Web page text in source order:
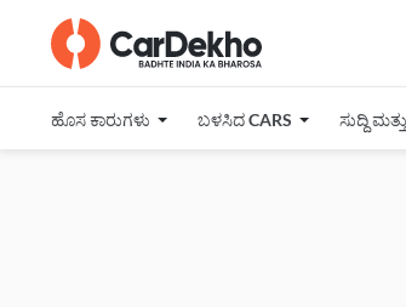
ಹೊಸ ಕಾರುಗಳು ಬಳಸಿದ CARS ಸುದ್ದಿ